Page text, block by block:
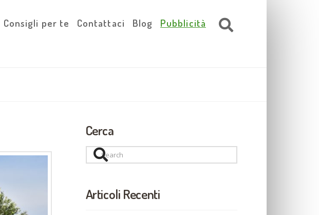
Consigli per te Contattaci Blog Pubblicità
Cerca
Search
Articoli Recenti